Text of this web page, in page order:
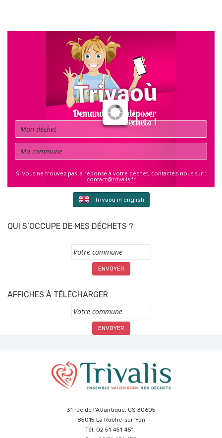
Déchet
Commune
Si vous ne trouvez pas la réponse à votre déchet, contactez-nous sur :
contact@trivalis.fr
Trivaoù in english
QUI S’OCCUPE DE MES DÉCHETS ?
Commune
AFFICHES À TÉLÉCHARGER
Commune
31 rue de l'Atlantique, CS 30605
85015 La Roche-sur-Yon
Tél: 02 51 451 451